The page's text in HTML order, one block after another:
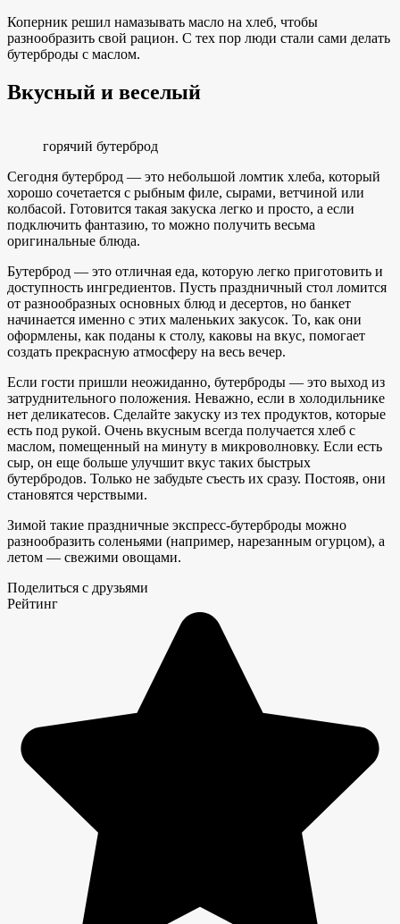
Коперник решил намазывать масло на хлеб, чтобы
разнообразить свой рацион. С тех пор люди стали сами делать
бутерброды с маслом.
Вкусный и веселый
горячий бутерброд
Сегодня бутерброд — это небольшой ломтик хлеба, который
хорошо сочетается с рыбным филе, сырами, ветчиной или
колбасой. Готовится такая закуска легко и просто, а если
подключить фантазию, то можно получить весьма
оригинальные блюда.
Бутерброд — это отличная еда, которую легко приготовить и
доступность ингредиентов. Пусть праздничный стол ломится
от разнообразных основных блюд и десертов, но банкет
начинается именно с этих маленьких закусок. То, как они
оформлены, как поданы к столу, каковы на вкус, помогает
создать прекрасную атмосферу на весь вечер.
Если гости пришли неожиданно, бутерброды — это выход из
затруднительного положения. Неважно, если в холодильнике
нет деликатесов. Сделайте закуску из тех продуктов, которые
есть под рукой. Очень вкусным всегда получается хлеб с
маслом, помещенный на минуту в микроволновку. Если есть
сыр, он еще больше улучшит вкус таких быстрых
бутербродов. Только не забудьте съесть их сразу. Постояв, они
становятся черствыми.
Зимой такие праздничные экспресс-бутерброды можно
разнообразить соленьями (например, нарезанным огурцом), а
летом — свежими овощами.
Поделиться с друзьями
Рейтинг